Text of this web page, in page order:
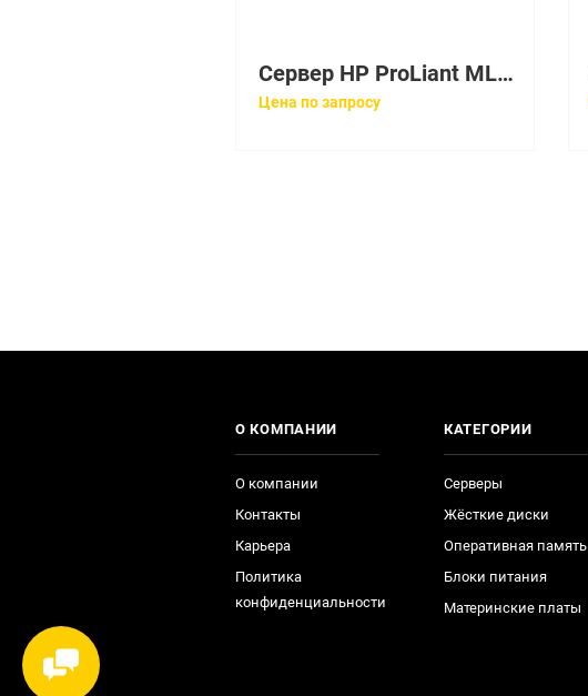
Сервер HP ProLiant ML350 Gen10 Bronze 3106 HotPlug Tower(4U)/Xeon8C 1.7GHz(11Mb)/1x16GbR1D_2666/E208i-a(ZM/RAID 0/1/10/5)/noHDD(4/12up)LFF/DVD-RW/iLOstd/2NHPFans/4x1GbEth/1x500W(NHP)
Цена по запросу
О КОМПАНИИ
О компании
Контакты
Карьера
Политика
конфиденциальности
КАТЕГОРИИ
Серверы
Жёсткие диски
Оперативная память
Блоки питания
Материнские платы